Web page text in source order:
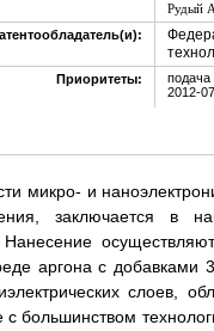
Рудый
Приоритеты:
подача
2012-
микро- и
заключается в
аргона с добавками
слоев,
большинством